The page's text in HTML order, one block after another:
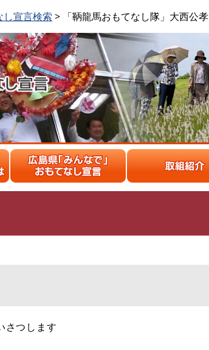
し宣言検索 > 「鞆龍馬おもてなし隊」大西公孝
さつします